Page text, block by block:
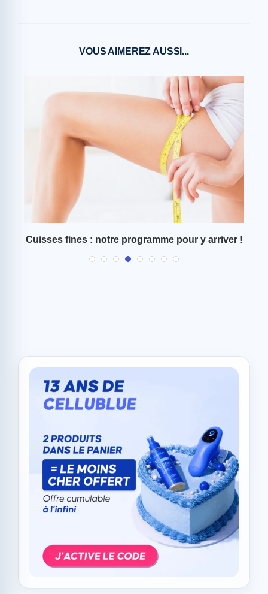
VOUS AIMEREZ AUSSI...
Cuisses fines : notre programme pour y arriver !